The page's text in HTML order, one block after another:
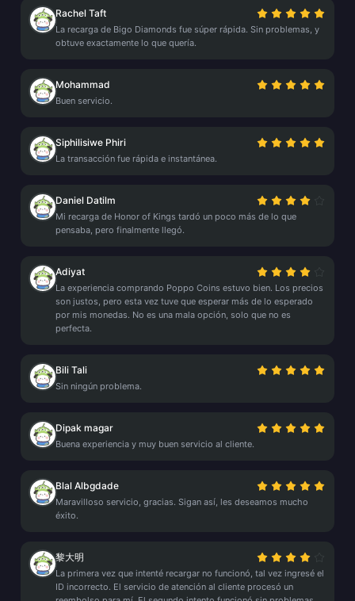
Rachel Taft
La recarga de Bigo Diamonds fue súper rápida. Sin problemas, y
obtuve exactamente lo que quería.
Mohammad
Buen servicio.
Siphilisiwe Phiri
La transacción fue rápida e instantánea.
Daniel Datilm
Mi recarga de Honor of Kings tardó un poco más de lo que
pensaba, pero finalmente llegó.
Adiyat
La experiencia comprando Poppo Coins estuvo bien. Los precios
son justos, pero esta vez tuve que esperar más de lo esperado
por mis monedas. No es una mala opción, solo que no es
perfecta.
Bili Tali
Sin ningún problema.
Dipak magar
Buena experiencia y muy buen servicio al cliente.
Blal Albgdade
Maravilloso servicio, gracias. Sigan así, les deseamos mucho
éxito.
黎大明
La primera vez que intenté recargar no funcionó, tal vez ingresé el
ID incorrecto. El servicio de atención al cliente procesó un